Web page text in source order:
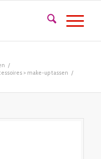
/
> make-up tassen /